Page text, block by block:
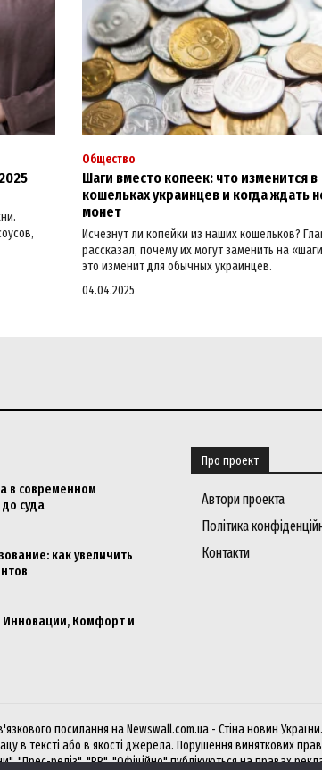
Общество
Шаги вместо копеек: что изменится в
кошельках украинцев и когда ждать
монет
Исчезнут ли копейки из наших кошельков?
рассказал, почему их могут заменить на
это изменит для обычных украинцев.
04.04.2025
в современном
суда
как увеличить
Инновации, Комфорт и
Про проект
Автори проекта
Політика
Контакти
посилання на Newswall.com.ua - Стіна новин
в тексті або в якості джерела. Порушення виняткових
"Прес-реліз", "PR", "Офіційно" публікуються на правах